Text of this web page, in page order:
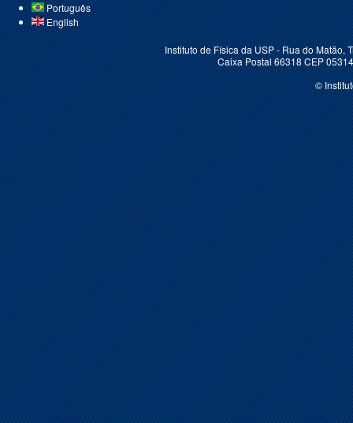
Português
English
Instituto de Física da USP - Rua do
Caixa Postal 66318 CEP
©